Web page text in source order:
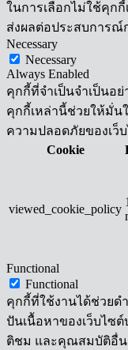
ในการเลือกไม่ใช้คุก
ส่งผลต่อประสบการณ์
Necessary
Necessary
Always Enabled
คุกกี้ที่จำเป็นจำเป็นอย่
คุกกี้เหล่านี้ช่วยให้มั่
ความปลอดภัยของเว็
Cookie
viewed_cookie_policy
Functional
Functional
คุกกี้ที่ใช้งานได้ช่วยด
ปันเนื้อหาของเว็บไซ
ติชม และคุณสมบัติอื่